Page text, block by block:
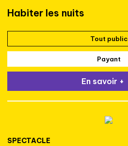
Habiter les nuits
Tout public
Payant
En savoir +
SPECTACLE